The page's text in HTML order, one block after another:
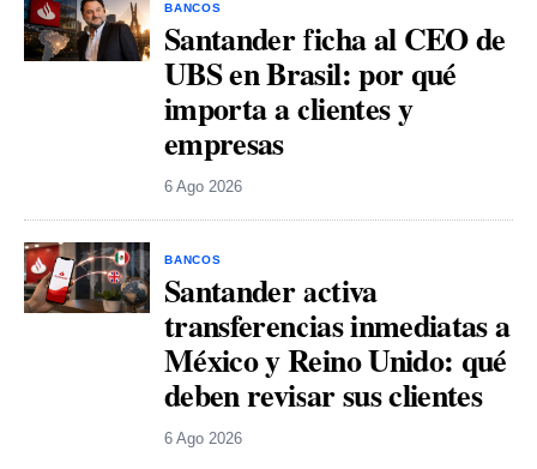
BANCOS
Santander ficha al CEO de
UBS en Brasil: por qué
importa a clientes y
empresas
6 Ago 2026
BANCOS
Santander activa
transferencias inmediatas a
México y Reino Unido: qué
deben revisar sus clientes
6 Ago 2026